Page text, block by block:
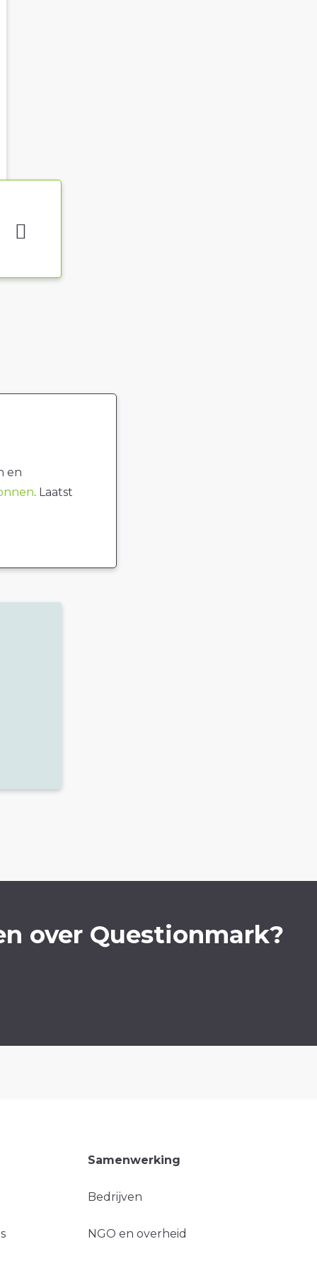
en
. Laatst
over Questionmark?
Samenwerking
Bedrijven
NGO en overheid